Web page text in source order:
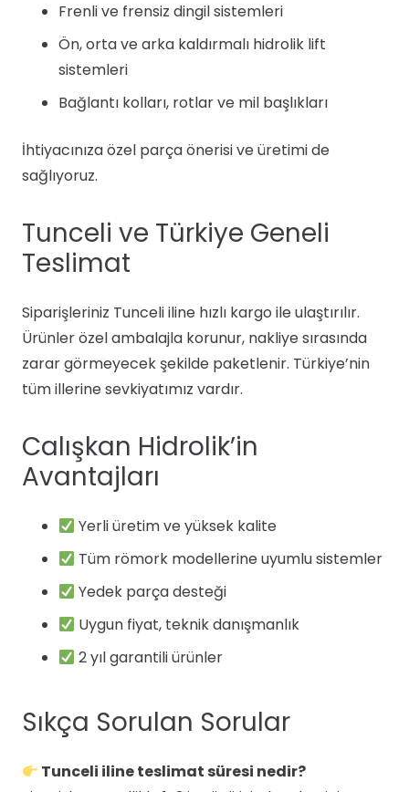
Frenli ve frensiz dingil sistemleri
Ön, orta ve arka kaldırmalı hidrolik lift
sistemleri
Bağlantı kolları, rotlar ve mil başlıkları
İhtiyacınıza özel parça önerisi ve üretimi de
sağlıyoruz.
Tunceli ve Türkiye Geneli
Teslimat
Siparişleriniz Tunceli iline hızlı kargo ile ulaştırılır.
Ürünler özel ambalajla korunur, nakliye sırasında
zarar görmeyecek şekilde paketlenir. Türkiye’nin
tüm illerine sevkiyatımız vardır.
Calışkan Hidrolik’in
Avantajları
Yerli üretim ve yüksek kalite
Tüm römork modellerine uyumlu sistemler
Yedek parça desteği
Uygun fiyat, teknik danışmanlık
2 yıl garantili ürünler
Sıkça Sorulan Sorular
Tunceli iline teslimat süresi nedir?